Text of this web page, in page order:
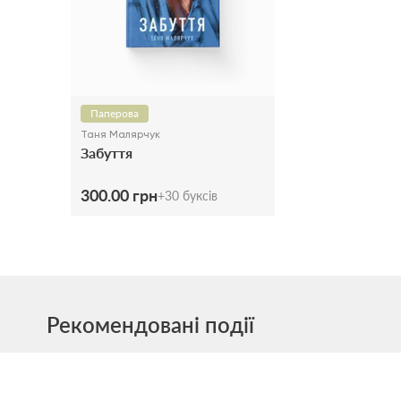
Паперова
Таня Малярчук
Забуття
300.00 грн+30 буксів
Рекомендовані події